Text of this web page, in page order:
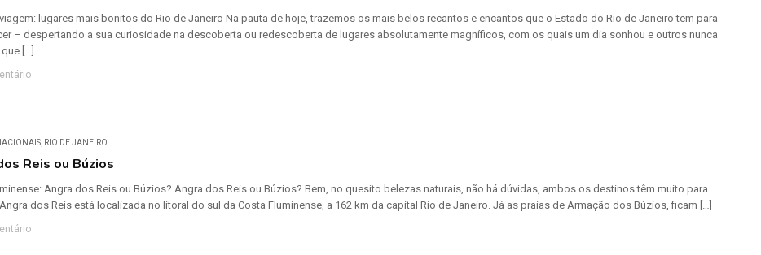
lugares mais bonitos do Rio de Janeiro Na pauta de hoje, trazemos os mais belos recantos e encantos que o Estado do Rio de Janeiro tem para
– despertando a sua curiosidade na descoberta ou redescoberta de lugares absolutamente magníficos, com os quais um dia sonhou e outros nunca
[…]
RIO DE JANEIRO
Reis ou Búzios
Angra dos Reis ou Búzios? Angra dos Reis ou Búzios? Bem, no quesito belezas naturais, não há dúvidas, ambos os destinos têm muito para
dos Reis está localizada no litoral do sul da Costa Fluminense, a 162 km da capital Rio de Janeiro. Já as praias de Armação dos Búzios, ficam […]